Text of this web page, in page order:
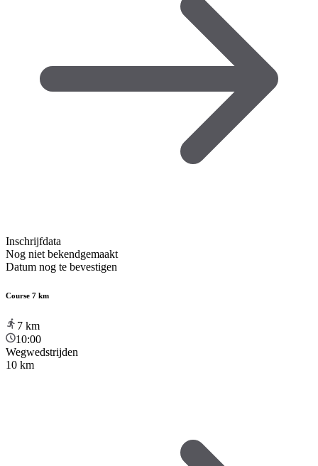
Inschrijfdata
Nog niet bekendgemaakt
Datum nog te bevestigen
Course 7 km
7 km
10:00
Wegwedstrijden
10 km